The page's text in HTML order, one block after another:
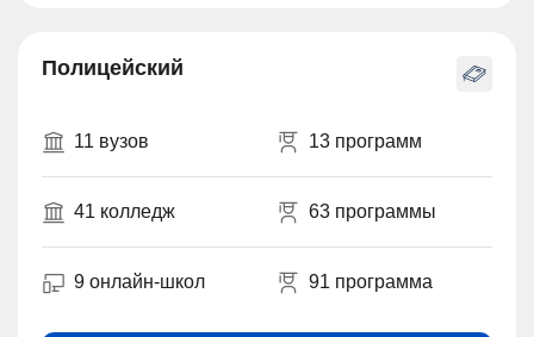
Полицейский
11 вузов 13 программ
41 колледж 63 программы
9 онлайн-школ 91 программа